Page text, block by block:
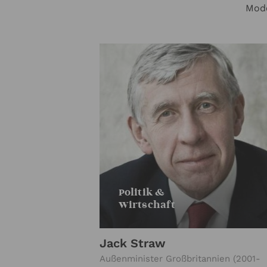
Politik &
Wirtschaft
Jack Straw
Außenminister Großbritannien (2001-